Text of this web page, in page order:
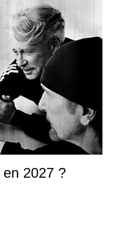
2027 ?